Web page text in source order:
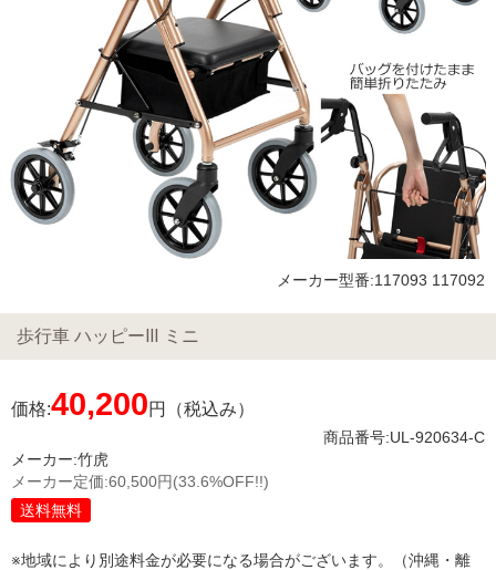
メーカー型番:117093 117092
歩行車 ハッピーⅢ ミニ
価格:40,200円（税込み）
商品番号:UL-920634-C
メーカー:竹虎
メーカー定価:60,500円(33.6%OFF!!)
送料無料
※地域により別途料金が必要になる場合がございます。（沖縄・離